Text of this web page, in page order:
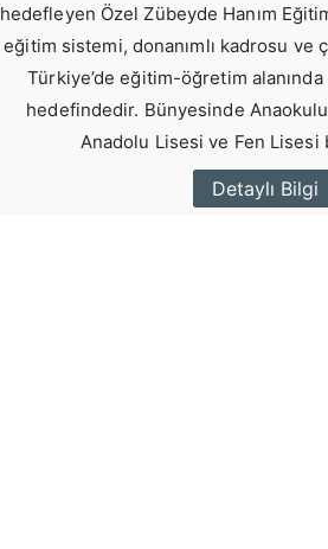
hedefleyen Özel Zübeyde Hanım
eğitim sistemi, donanımlı kadrosu ve
Türkiye’de eğitim-öğretim
hedefindedir. Bünyesinde
Anadolu Lisesi ve Fen Lisesi
Detaylı Bilgi